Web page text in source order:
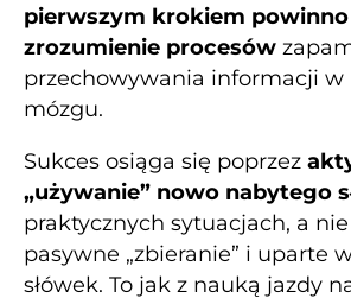
pierwszym krokiem
zrozumienie procesów
przechowywania informacji w
mózgu.
Sukces osiąga się poprzez
„używanie” nowo nabytego
praktycznych sytuacjach, a
pasywne „zbieranie” i uparte
słówek. To jak z nauką jazdy